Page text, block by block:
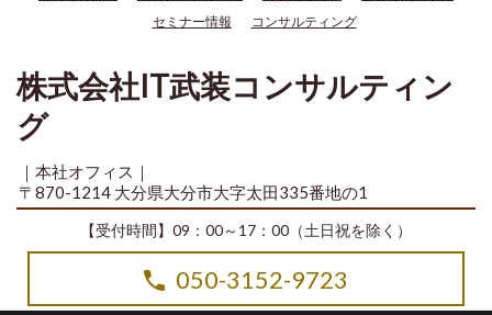
セミナー情報
コンサルティング
株式会社IT武装コンサルティン
グ
｜本社オフィス｜
〒870-1214 大分県大分市大字太田335番地の1
【受付時間】09：00～17：00（土日祝を除く）
050-3152-9723